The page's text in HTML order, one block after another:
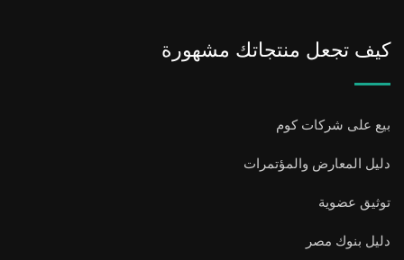
كيف تجعل منتجاتك مشهورة
بيع على شركات كوم
دليل المعارض والمؤتمرات
توثيق عضوية
دليل بنوك مصر